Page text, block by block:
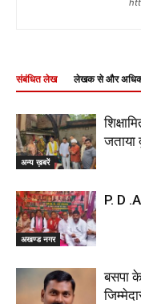
संबंधित लेख लेखक से और
अन्य ख़बरें
अखण्ड नगर
P. D
बसपा